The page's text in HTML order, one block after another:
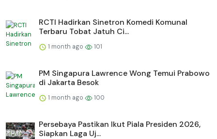
RCTI Hadirkan Sinetron Komedi Komunal
Terbaru Tobat Jatuh Ci...
1 month ago 101
PM Singapura Lawrence Wong Temui Prabowo
di Jakarta Besok
1 month ago 100
Persebaya Pastikan Ikut Piala Presiden 2026,
Siapkan Laga Uj...